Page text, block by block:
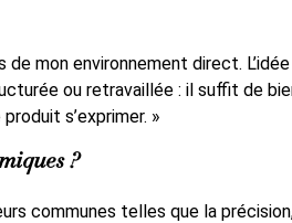
mon environnement direct.
ou retravaillée : il suffit de
s’exprimer. »
?
communes telles que la